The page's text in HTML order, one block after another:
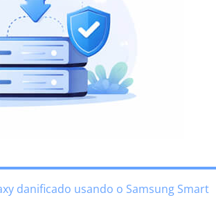
danificado usando o Samsung Smart